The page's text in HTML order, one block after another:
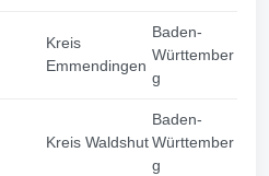
Kreis
Emmendingen
Baden-
Württember
g
Kreis Waldshut
Baden-
Württember
g